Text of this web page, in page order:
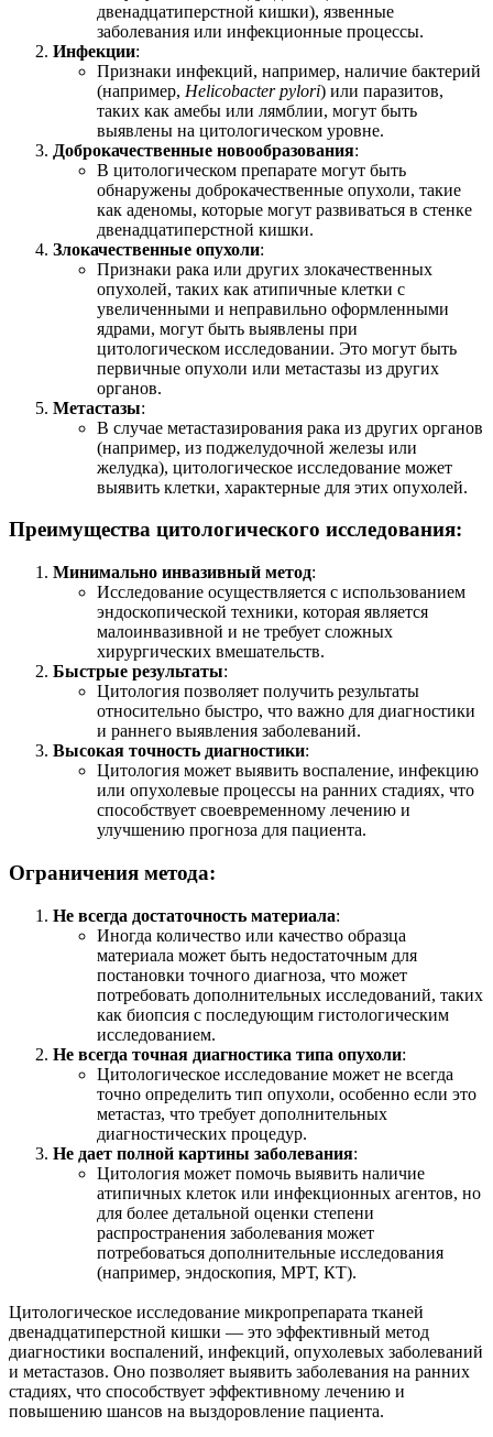
двенадцатиперстной кишки), язвенные
заболевания или инфекционные процессы.
Инфекции:
Признаки инфекций, например, наличие бактерий
(например, Helicobacter pylori) или паразитов,
таких как амебы или лямблии, могут быть
выявлены на цитологическом уровне.
Доброкачественные новообразования:
В цитологическом препарате могут быть
обнаружены доброкачественные опухоли, такие
как аденомы, которые могут развиваться в стенке
двенадцатиперстной кишки.
Злокачественные опухоли:
Признаки рака или других злокачественных
опухолей, таких как атипичные клетки с
увеличенными и неправильно оформленными
ядрами, могут быть выявлены при
цитологическом исследовании. Это могут быть
первичные опухоли или метастазы из других
органов.
Метастазы:
В случае метастазирования рака из других органов
(например, из поджелудочной железы или
желудка), цитологическое исследование может
выявить клетки, характерные для этих опухолей.
Преимущества цитологического исследования:
Минимально инвазивный метод:
Исследование осуществляется с использованием
эндоскопической техники, которая является
малоинвазивной и не требует сложных
хирургических вмешательств.
Быстрые результаты:
Цитология позволяет получить результаты
относительно быстро, что важно для диагностики
и раннего выявления заболеваний.
Высокая точность диагностики:
Цитология может выявить воспаление, инфекцию
или опухолевые процессы на ранних стадиях, что
способствует своевременному лечению и
улучшению прогноза для пациента.
Ограничения метода:
Не всегда достаточность материала:
Иногда количество или качество образца
материала может быть недостаточным для
постановки точного диагноза, что может
потребовать дополнительных исследований, таких
как биопсия с последующим гистологическим
исследованием.
Не всегда точная диагностика типа опухоли:
Цитологическое исследование может не всегда
точно определить тип опухоли, особенно если это
метастаз, что требует дополнительных
диагностических процедур.
Не дает полной картины заболевания:
Цитология может помочь выявить наличие
атипичных клеток или инфекционных агентов, но
для более детальной оценки степени
распространения заболевания может
потребоваться дополнительные исследования
(например, эндоскопия, МРТ, КТ).
Цитологическое исследование микропрепарата тканей
двенадцатиперстной кишки — это эффективный метод
диагностики воспалений, инфекций, опухолевых заболеваний
и метастазов. Оно позволяет выявить заболевания на ранних
стадиях, что способствует эффективному лечению и
повышению шансов на выздоровление пациента.